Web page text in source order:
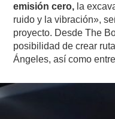
emisión cero, la
ruido y la vibración»,
proyecto. Desde The
posibilidad de crear
Ángeles, así como